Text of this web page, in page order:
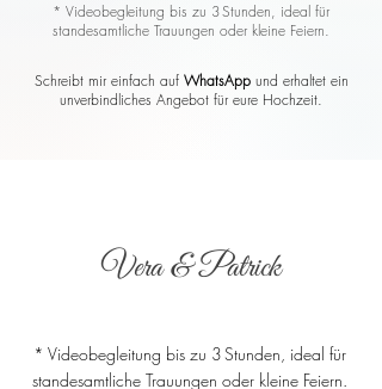
* Videobegleitung bis zu 3 Stunden, ideal für
standesamtliche Trauungen oder kleine Feiern.
Schreibt mir einfach auf WhatsAppund erhaltet ein
unverbindliches Angebot für eure Hochzeit.
Vera & Patrick
* Videobegleitung bis zu 3 Stunden, ideal für
standesamtliche Trauungen oder kleine Feiern.